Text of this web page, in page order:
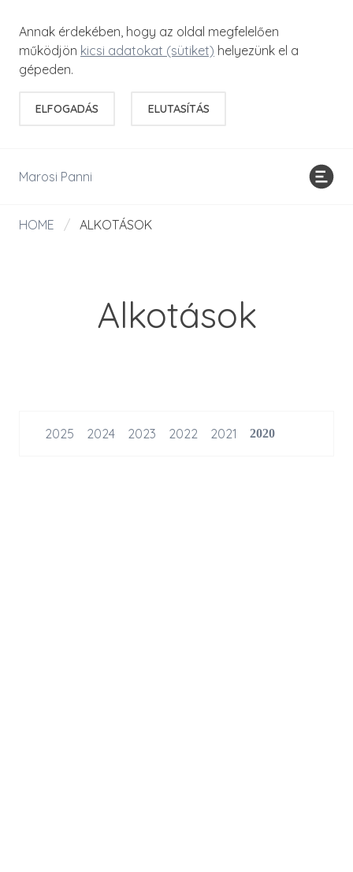
Annak érdekében, hogy az oldal megfelelően
működjön kicsi adatokat (sütiket) helyezünk el a
gépeden.
ELFOGADÁS ELUTASÍTÁS
Marosi Panni
HOME / ALKOTÁSOK
Alkotások
2025 2024 2023 2022 2021 2020